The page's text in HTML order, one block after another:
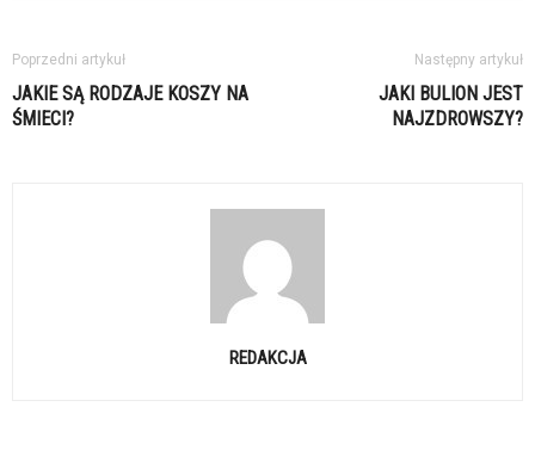
Poprzedni artykuł
JAKIE SĄ RODZAJE KOSZY NA
ŚMIECI?
Następny artykuł
JAKI BULION JEST
NAJZDROWSZY?
REDAKCJA